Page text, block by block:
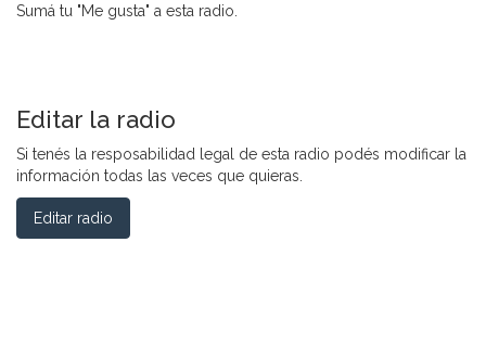
Sumá tu "Me gusta" a esta radio.
Editar la radio
Si tenés la resposabilidad legal de esta radio podés modificar la
información todas las veces que quieras.
Editar radio